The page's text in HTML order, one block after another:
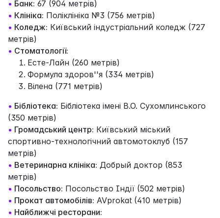
• Банк: 67 (904 метрів)
• Клініка: Поліклініка №3 (756 метрів)
• Коледж: Київський індустріальний коледж (727
метрів)
• Стоматології:
Есте-Лайн (260 метрів)
Формула здоров''я (334 метрів)
Вілена (771 метрів)
• Бібліотека: Бібліотека імені В.О. Сухомлинського
(350 метрів)
• Громадський центр: Київський міський
спортивно-технологічний автомотоклуб (157
метрів)
• Ветеринарна клініка: Добрый доктор (853
метрів)
• Посольство: Посольство Індії (502 метрів)
• Прокат автомобілів: AVprokat (410 метрів)
• Найближчі ресторани: